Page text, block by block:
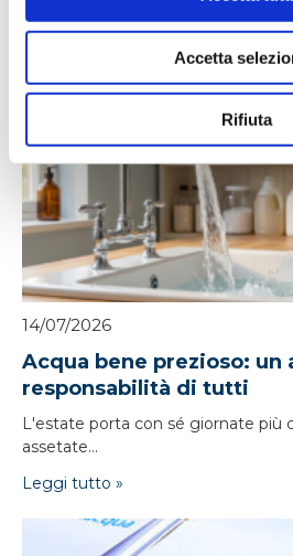
Accetta
Rifiuta
Notizie correlate
14/07/2026
Acqua bene prezioso: un
responsabilità di tutti
L'estate porta con sé giornate più
assetate...
Leggi tutto »